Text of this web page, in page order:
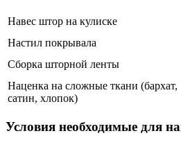
Навес штор на кулиске
Настил покрывала
Сборка шторной ленты
Наценка на сложные ткани (бархат,
сатин, хлопок)
Условия необходимые для